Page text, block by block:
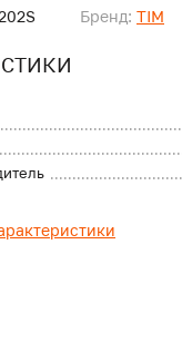
Бренд: TIM